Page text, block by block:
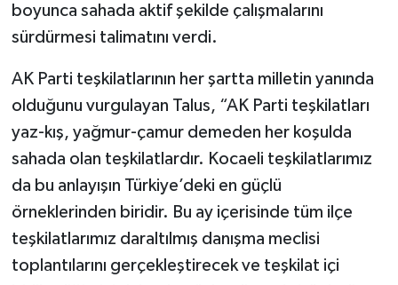
boyunca sahada aktif şekilde çalışmalarını
sürdürmesi talimatını verdi.
AK Parti teşkilatlarının her şartta milletin yanında
olduğunu vurgulayan Talus, “AK Parti teşkilatları
yaz-kış, yağmur-çamur demeden her koşulda
sahada olan teşkilatlardır. Kocaeli teşkilatlarımız
da bu anlayışın Türkiye’deki en güçlü
örneklerinden biridir. Bu ay içerisinde tüm ilçe
teşkilatlarımız daraltılmış danışma meclisi
toplantılarını gerçekleştirecek ve teşkilat içi